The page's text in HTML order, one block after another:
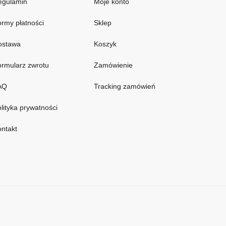
płatności
zwrotu
prywatności
Sklep
Koszyk
Zamówienie
Tracking zamówień